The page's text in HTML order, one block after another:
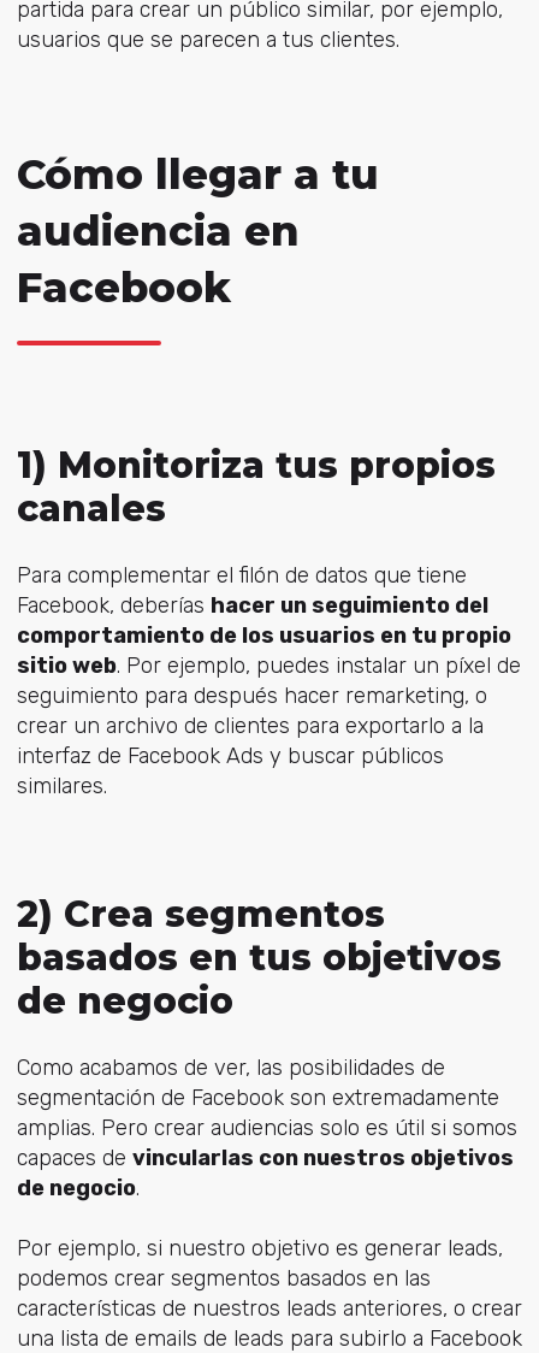
partida para crear un público similar, por ejemplo,
usuarios que se parecen a tus clientes.
Cómo llegar a tu
audiencia en
Facebook
1) Monitoriza tus propios
canales
Para complementar el filón de datos que tiene
Facebook, deberías hacer un seguimiento del
comportamiento de los usuarios en tu propio
sitio web. Por ejemplo, puedes instalar un píxel de
seguimiento para después hacer remarketing, o
crear un archivo de clientes para exportarlo a la
interfaz de Facebook Ads y buscar públicos
similares.
2) Crea segmentos
basados en tus objetivos
de negocio
Como acabamos de ver, las posibilidades de
segmentación de Facebook son extremadamente
amplias. Pero crear audiencias solo es útil si somos
capaces de vincularlas con nuestros objetivos
de negocio.
Por ejemplo, si nuestro objetivo es generar leads,
podemos crear segmentos basados en las
características de nuestros leads anteriores, o crear
una lista de emails de leads para subirlo a Facebook